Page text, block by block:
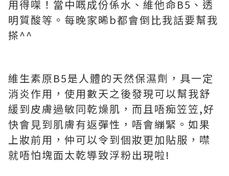
用得㗎！當中嘅成份係水、維他命B5、透
明質酸等。每晚家晞b都會倒比我話要幫我
搽^^
維生素原B5是人體的天然保濕劑，具一定
消炎作用，使用數天之後發現可以幫我舒
緩到皮膚過敏同乾燥肌，而且唔痴笠笠,好
快會見到肌膚有返彈性，唔會繃緊。如果
上妝前用，仲可以令到個妝更加貼服，噤
就唔怕塊面太乾導致浮粉出現啦!